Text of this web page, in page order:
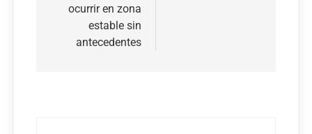
ocurrir en zona
estable sin
antecedentes